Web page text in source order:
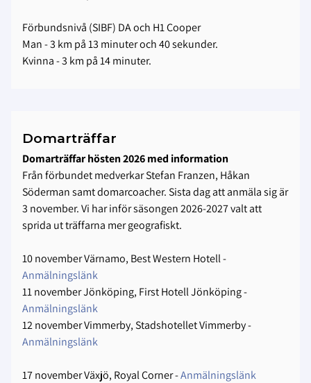
Förbundsnivå (SIBF) DA och H1 Cooper
Man - 3 km på 13 minuter och 40 sekunder.
Kvinna - 3 km på 14 minuter.
Domarträffar
Domarträffar hösten 2026 med information
Från förbundet medverkar Stefan Franzen, Håkan
Söderman samt domarcoacher. Sista dag att anmäla sig är
3 november. Vi har inför säsongen 2026-2027 valt att
sprida ut träffarna mer geografiskt.
10 november Värnamo, Best Western Hotell -
Anmälningslänk
11 november Jönköping, First Hotell Jönköping -
Anmälningslänk
12 november Vimmerby, Stadshotellet Vimmerby -
Anmälningslänk
17 november Växjö, Royal Corner -Anmälningslänk